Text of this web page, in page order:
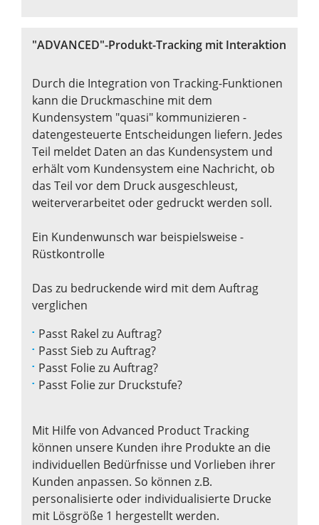
"ADVANCED"-Produkt-Tracking mit Interaktion
Durch die Integration von Tracking-Funktionen
kann die Druckmaschine mit dem
Kundensystem "quasi" kommunizieren -
datengesteuerte Entscheidungen liefern. Jedes
Teil meldet Daten an das Kundensystem und
erhält vom Kundensystem eine Nachricht, ob
das Teil vor dem Druck ausgeschleust,
weiterverarbeitet oder gedruckt werden soll.
Ein Kundenwunsch war beispielsweise -
Rüstkontrolle
Das zu bedruckende wird mit dem Auftrag
verglichen
Passt Rakel zu Auftrag?
Passt Sieb zu Auftrag?
Passt Folie zu Auftrag?
Passt Folie zur Druckstufe?
Mit Hilfe von Advanced Product Tracking
können unsere Kunden ihre Produkte an die
individuellen Bedürfnisse und Vorlieben ihrer
Kunden anpassen. So können z.B.
personalisierte oder individualisierte Drucke
mit Lösgröße 1 hergestellt werden.